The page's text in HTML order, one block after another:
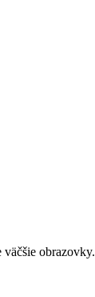
obrazovky.